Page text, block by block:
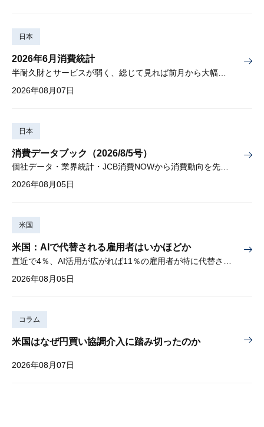
日本
2026年6月消費統計
2026年08月07日
日本
消費データブック（2026/8/5号）
個社データ・業界統計・JCB消費NOWから消費動向を先取り
2026年08月05日
米国
米国：AIで代替される雇用者はいかほどか
2026年08月05日
コラム
米国はなぜ円買い協調介入に踏み切ったのか
2026年08月07日